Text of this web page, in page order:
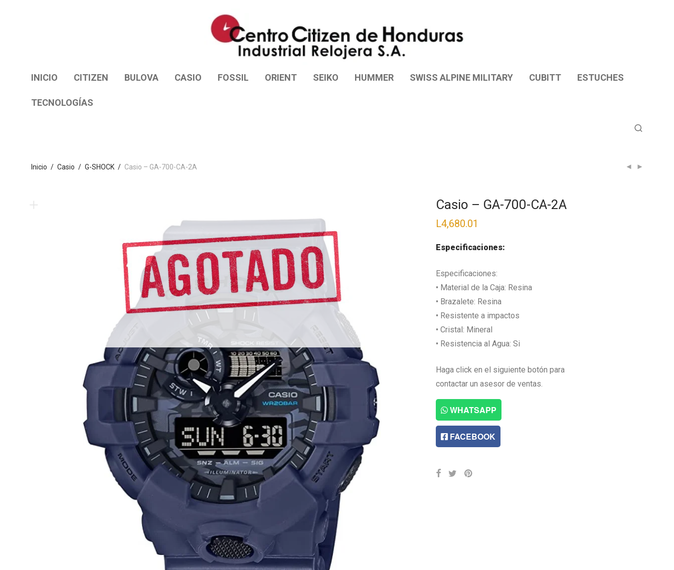
INICIO CITIZEN BULOVA CASIO FOSSIL ORIENT SEIKO HUMMER SWISS ALPINE MILITARY CUBITT ESTUCHES
TECNOLOGÍAS
Inicio / Casio / G-SHOCK / Casio – GA-700-CA-2A
Casio – GA-700-CA-2A
L4,680.01
Especificaciones:
Especificaciones:
• Material de la Caja: Resina
• Brazalete: Resina
• Resistente a impactos
• Cristal: Mineral
• Resistencia al Agua: Si
Haga click en el siguiente botón para
contactar un asesor de ventas.
WHATSAPP
FACEBOOK